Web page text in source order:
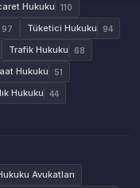
Hukuku 110
97 Tüketici Hukuku 94
Trafik Hukuku 68
Hukuku 51
Hukuku 44
Avukatları